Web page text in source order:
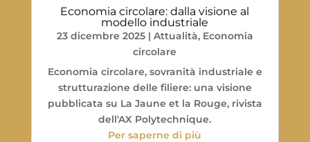
Economia circolare: dalla visione al
modello industriale
23 dicembre 2025| Attualità, Economia
circolare
Economia circolare, sovranità industriale e
strutturazione delle filiere: una visione
pubblicata su La Jaune et la Rouge, rivista
dell'AX Polytechnique.
Per saperne di più